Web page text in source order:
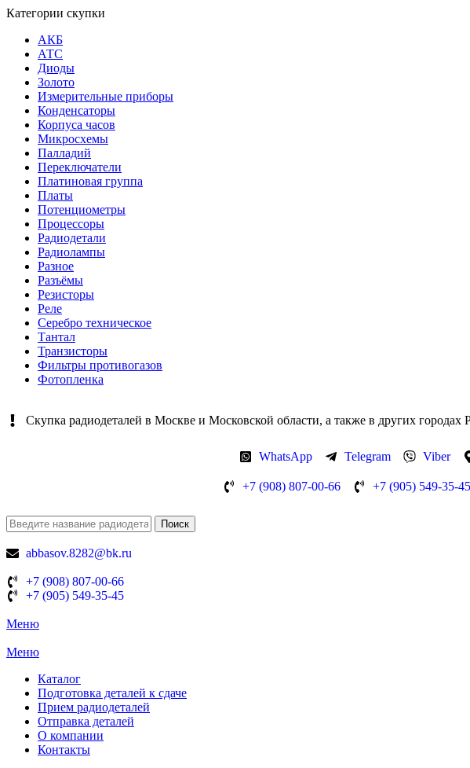
Категории скупки
АКБ
АТС
Диоды
Золото
Измерительные приборы
Конденсаторы
Корпуса часов
Микросхемы
Палладий
Переключатели
Платиновая группа
Платы
Потенциометры
Процессоры
Радиодетали
Радиолампы
Разное
Разъёмы
Резисторы
Реле
Серебро техническое
Тантал
Транзисторы
Фильтры противогазов
Фотопленка
Скупка радиодеталей в Москве и Московской области, а также в других городах
WhatsApp Telegram Viber
+7 (908) 807-00-66 +7 (905) 549-35-45
Поиск
abbasov.8282@bk.ru
+7 (908) 807-00-66
+7 (905) 549-35-45
Меню
Меню
Каталог
Подготовка деталей к сдаче
Прием радиодеталей
Отправка деталей
О компании
Контакты